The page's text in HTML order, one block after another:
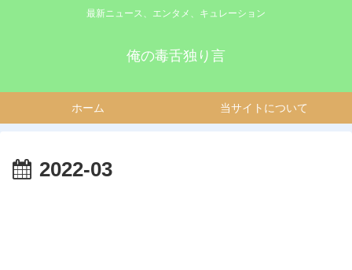
最新ニュース、エンタメ、キュレーション
俺の毒舌独り言
ホーム 当サイトについて
2022-03